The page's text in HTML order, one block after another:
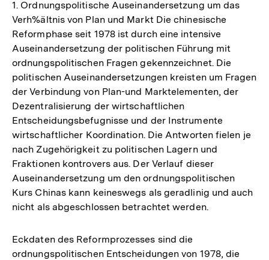
1. Ordnungspolitische Auseinandersetzung um das
Verh%ältnis von Plan und Markt Die chinesische
Reformphase seit 1978 ist durch eine intensive
Auseinandersetzung der politischen Führung mit
ordnungspolitischen Fragen gekennzeichnet. Die
politischen Auseinandersetzungen kreisten um Fragen
der Verbindung von Plan-und Marktelementen, der
Dezentralisierung der wirtschaftlichen
Entscheidungsbefugnisse und der Instrumente
wirtschaftlicher Koordination. Die Antworten fielen je
nach Zugehörigkeit zu politischen Lagern und
Fraktionen kontrovers aus. Der Verlauf dieser
Auseinandersetzung um den ordnungspolitischen
Kurs Chinas kann keineswegs als geradlinig und auch
nicht als abgeschlossen betrachtet werden.
Eckdaten des Reformprozesses sind die
ordnungspolitischen Entscheidungen von 1978, die